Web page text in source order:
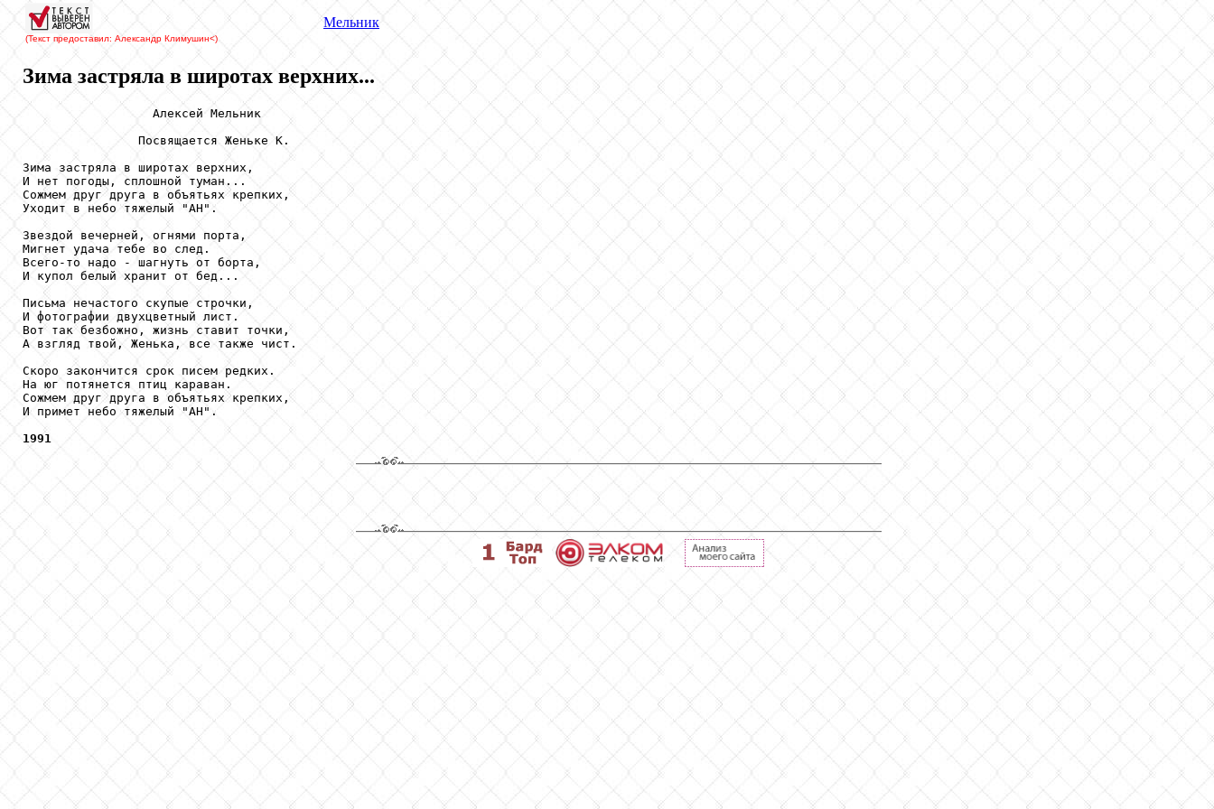
(Текст предоставил: Александр Климушин<)
Мельник
Зима застряла в широтах верхних...
                  Алексей Мельник
                Посвящается Женьке К.
Зима застряла в широтах верхних,
И нет погоды, сплошной туман...
Сожмем друг друга в объятьях крепких,
Уходит в небо тяжелый "АН".
Звездой вечерней, огнями порта,
Мигнет удача тебе во след.
Всего-то надо - шагнуть от борта,
И купол белый хранит от бед...
Письма нечастого скупые строчки,
И фотографии двухцветный лист.
Вот так безбожно, жизнь ставит точки,
А взгляд твой, Женька, все также чист.
Скоро закончится срок писем редких.
На юг потянется птиц караван.
Сожмем друг друга в объятьях крепких,
И примет небо тяжелый "АН".
1991